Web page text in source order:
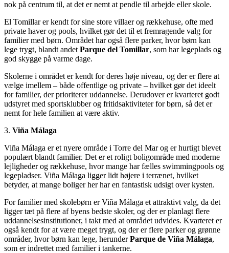
nok på centrum til, at det er nemt at pendle til arbejde eller skole.
El Tomillar er kendt for sine store villaer og rækkehuse, ofte med
private haver og pools, hvilket gør det til et fremragende valg for
familier med børn. Området har også flere parker, hvor børn kan
lege trygt, blandt andet Parque del Tomillar, som har legeplads og
god skygge på varme dage.
Skolerne i området er kendt for deres høje niveau, og der er flere at
vælge imellem – både offentlige og private – hvilket gør det ideelt
for familier, der prioriterer uddannelse. Derudover er kvarteret godt
udstyret med sportsklubber og fritidsaktiviteter for børn, så det er
nemt for hele familien at være aktiv.
3. Viña Málaga
Viña Málaga er et nyere område i Torre del Mar og er hurtigt blevet
populært blandt familier. Det er et roligt boligområde med moderne
lejligheder og rækkehuse, hvor mange har fælles swimmingpools og
legepladser. Viña Málaga ligger lidt højere i terrænet, hvilket
betyder, at mange boliger her har en fantastisk udsigt over kysten.
For familier med skolebørn er Viña Málaga et attraktivt valg, da det
ligger tæt på flere af byens bedste skoler, og der er planlagt flere
uddannelsesinstitutioner, i takt med at området udvides. Kvarteret er
også kendt for at være meget trygt, og der er flere parker og grønne
områder, hvor børn kan lege, herunderParque de Viña Málaga,
som er indrettet med familier i tankerne.